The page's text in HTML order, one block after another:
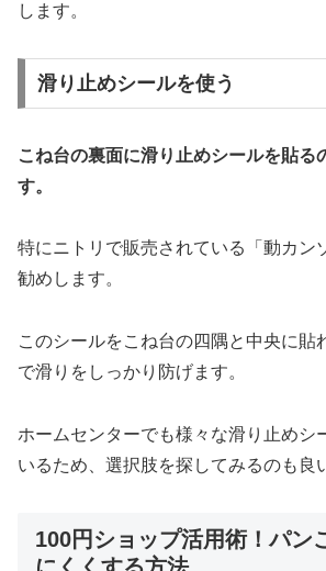
します。
滑り止めシールを使う
こね台の裏面に滑り止めシールを貼る
す。
特にニトリで販売されている「動カン
勧めします。
このシールをこね台の四隅と中央に貼
で滑りをしっかり防げます。
ホームセンターでも様々な滑り止めシ
いるため、選択肢を探してみるのも良
100円ショップ活用術！パン